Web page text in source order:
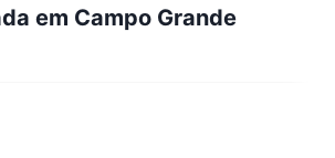
em Campo Grande